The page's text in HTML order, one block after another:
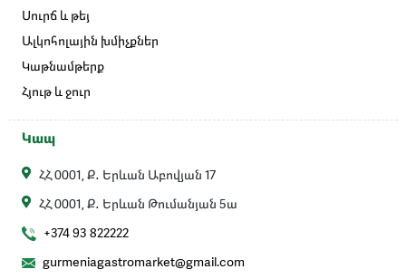
Սուրճ և թեյ
Ալկոհոլային խմիչքներ
Կաթնամթերք
Հյութ և ջուր
Կապ
ՀՀ 0001, Ք․ Երևան Աբովյան 17
ՀՀ 0001, Ք․ Երևան Թումանյան 5ա
+374 93 822222
gurmeniagastromarket@gmail.com